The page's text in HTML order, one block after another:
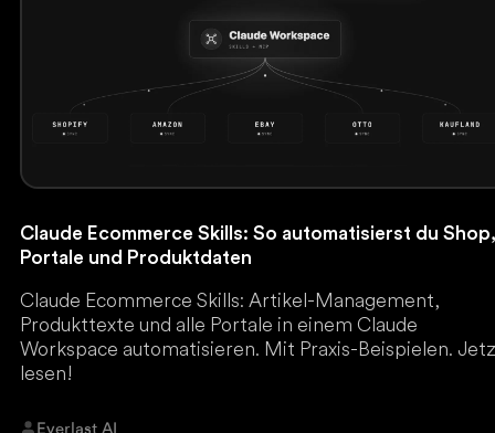
Claude Ecommerce Skills: So automatisierst du
Portale und Produktdaten
Claude Ecommerce Skills: Artikel-Management,
Produkttexte und alle Portale in einem Claude
Workspace automatisieren. Mit Praxis-Beispielen.
lesen!
Everlast AI